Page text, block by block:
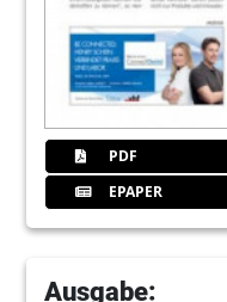
PDF
EPAPER
Ausgabe: